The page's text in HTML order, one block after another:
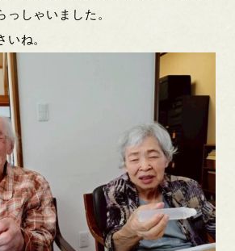
っしゃいました。
いね。